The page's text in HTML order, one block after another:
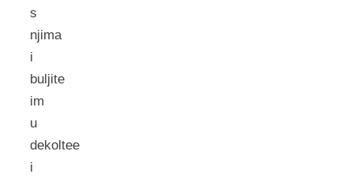
s
njima
i
buljite
im
u
dekoltee
i